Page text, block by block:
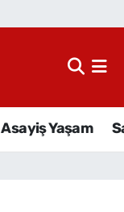
Asayiş Yaşam